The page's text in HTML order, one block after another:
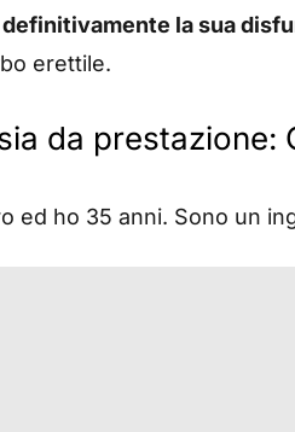
definitivamente la sua
erettile.
da prestazione:
ed ho 35 anni. Sono un